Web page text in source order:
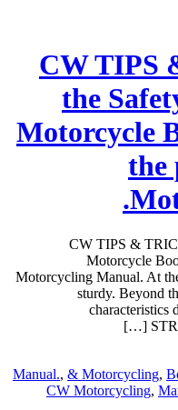
CW TIPS
the
Motorcycle
the
CW TIPS &
Motorcycle
Motorcycling Manual. At
sturdy. Beyond
characteristics
, & Motorcycling,
CW Motorcycling,